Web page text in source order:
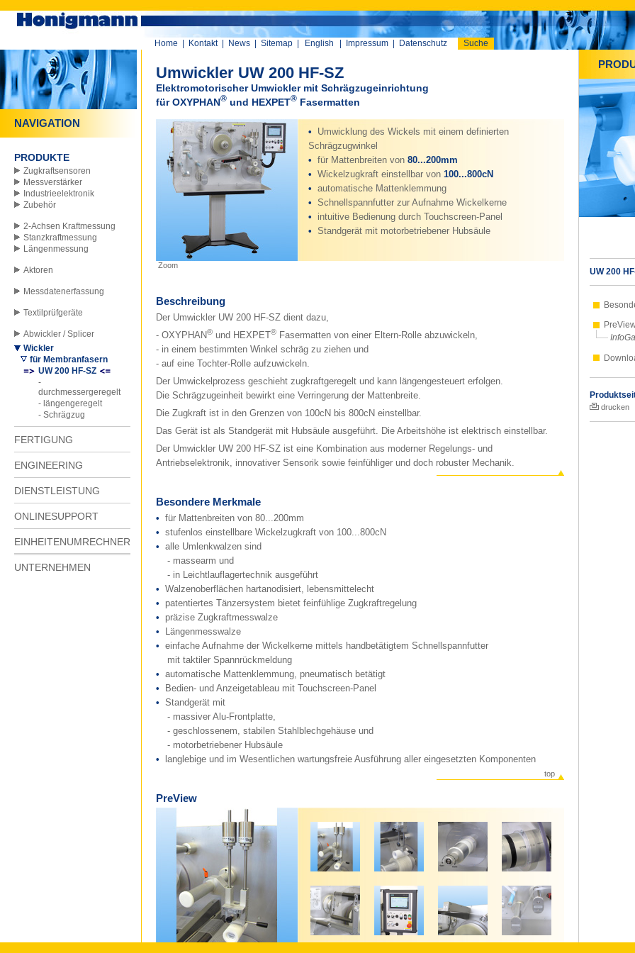
Home Kontakt News Sitemap English Impressum Datenschutz Suche
NAVIGATION
PRODUKTE
Zugkraftsensoren
Messverstärker
Industrieelektronik
Zubehör
2-Achsen Kraftmessung
Stanzkraftmessung
Längenmessung
Aktoren
Messdatenerfassung
Textilprüfgeräte
Abwickler / Splicer
Wickler
für Membranfasern
UW 200 HF-SZ
-
durchmessergeregelt
- längengeregelt
- Schrägzug
FERTIGUNG
ENGINEERING
DIENSTLEISTUNG
ONLINESUPPORT
EINHEITENUMRECHNER
UNTERNEHMEN
Umwickler UW 200 HF-SZ
Elektromotorischer Umwickler mit Schrägzugeinrichtung
für OXYPHAN® und HEXPET® Fasermatten
• Umwicklung des Wickels mit einem definierten
Schrägzugwinkel
• für Mattenbreiten von 80...200mm
• Wickelzugkraft einstellbar von 100...800cN
• automatische Mattenklemmung
• Schnellspannfutter zur Aufnahme Wickelkerne
•
intuitive Bedienung durch Touchscreen-Panel
• Standgerät mit motorbetriebener Hubsäule
Zoom
Beschreibung
Der Umwickler UW 200 HF-SZ dient dazu,
- OXYPHAN® und HEXPET® Fasermatten von einer Eltern-Rolle abzuwickeln,
- in einem bestimmten Winkel schräg zu ziehen und
- auf eine Tochter-Rolle aufzuwickeln.
Der Umwickelprozess geschieht zugkraftgeregelt und kann längengesteuert erfolgen.
Die Schrägzugeinheit bewirkt eine Verringerung der Mattenbreite.
Die Zugkraft ist in den Grenzen von 100cN bis 800cN einstellbar.
Das Gerät ist als Standgerät mit Hubsäule ausgeführt. Die Arbeitshöhe ist elektrisch einstellbar.
Der Umwickler UW 200 HF-SZ ist eine Kombination aus moderner Regelungs- und
Antriebselektronik, innovativer Sensorik sowie feinfühliger und doch robuster Mechanik.
Besondere Merkmale
• für Mattenbreiten von 80...200mm
• stufenlos einstellbare Wickelzugkraft von 100...800cN
• alle Umlenkwalzen sind
- massearm und
- in Leichtlauflagertechnik ausgeführt
• Walzenoberflächen hartanodisiert, lebensmittelecht
• patentiertes Tänzersystem bietet feinfühlige Zugkraftregelung
• präzise Zugkraftmesswalze
• Längenmesswalze
• einfache Aufnahme der Wickelkerne mittels handbetätigtem Schnellspannfutter
mit taktiler Spannrückmeldung
• automatische Mattenklemmung, pneumatisch betätigt
• Bedien- und Anzeigetableau mit Touchscreen-Panel
• Standgerät mit
- massiver Alu-Frontplatte,
- geschlossenem, stabilen Stahlblechgehäuse und
- motorbetriebener Hubsäule
• langlebige und im Wesentlichen wartungsfreie Ausführung aller eingesetzten Komponenten
top
PreView
UW 200
drucken